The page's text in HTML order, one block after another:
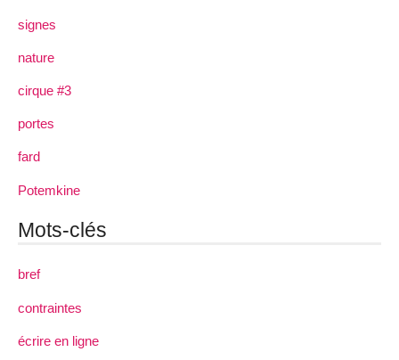
signes
nature
cirque #3
portes
fard
Potemkine
Mots-clés
bref
contraintes
écrire en ligne